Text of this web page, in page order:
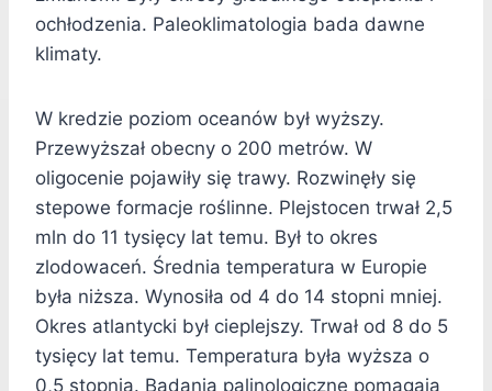
ochłodzenia. Paleoklimatologia bada dawne
klimaty.
W kredzie poziom oceanów był wyższy.
Przewyższał obecny o 200 metrów. W
oligocenie pojawiły się trawy. Rozwinęły się
stepowe formacje roślinne. Plejstocen trwał 2,5
mln do 11 tysięcy lat temu. Był to okres
zlodowaceń. Średnia temperatura w Europie
była niższa. Wynosiła od 4 do 14 stopni mniej.
Okres atlantycki był cieplejszy. Trwał od 8 do 5
tysięcy lat temu. Temperatura była wyższa o
0,5 stopnia. Badania palinologiczne pomagają